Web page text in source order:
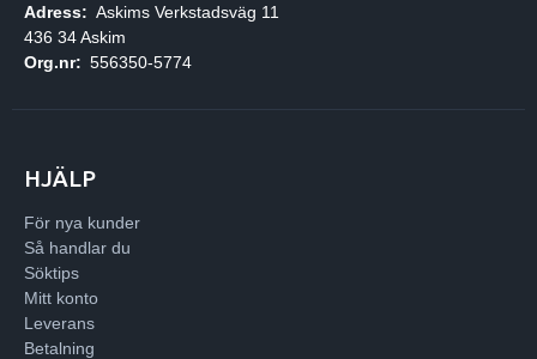
Adress: Askims Verkstadsväg 11
436 34 Askim
Org.nr: 556350-5774
HJÄLP
För nya kunder
Så handlar du
Söktips
Mitt konto
Leverans
Betalning